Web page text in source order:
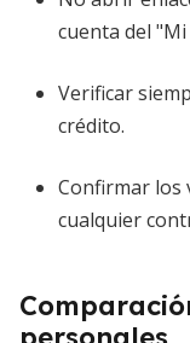
cuenta del "Mi
Verificar
crédito.
Confirmar los
cualquier